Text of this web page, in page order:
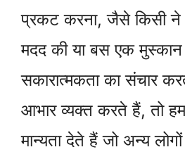
प्रकट करना, जैसे किसी ने
मदद की या बस एक मुस्कान
सकारात्मकता का संचार
आभार व्यक्त करते हैं, तो हम
मान्यता देते हैं जो अन्य